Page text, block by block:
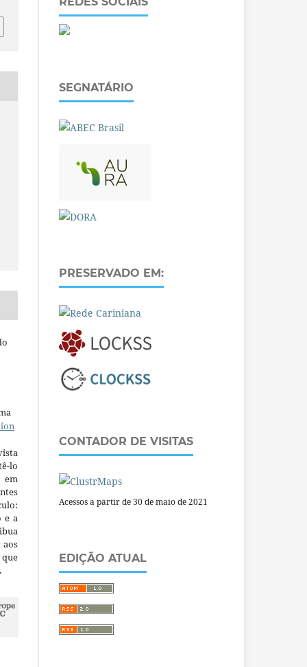
lo
em
e a
SEGNATÁRIO
PRESERVADO EM:
CONTADOR DE VISITAS
Acessos a partir de 30 de maio de 2021
EDIÇÃO ATUAL